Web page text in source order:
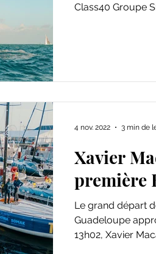
Class40 Groupe
Xavier
première
Le grand départ de la Route du Rhum – Destination
Guadeloupe approche : ce dimanche 6 novembre à
4 nov. 2022 3 min de